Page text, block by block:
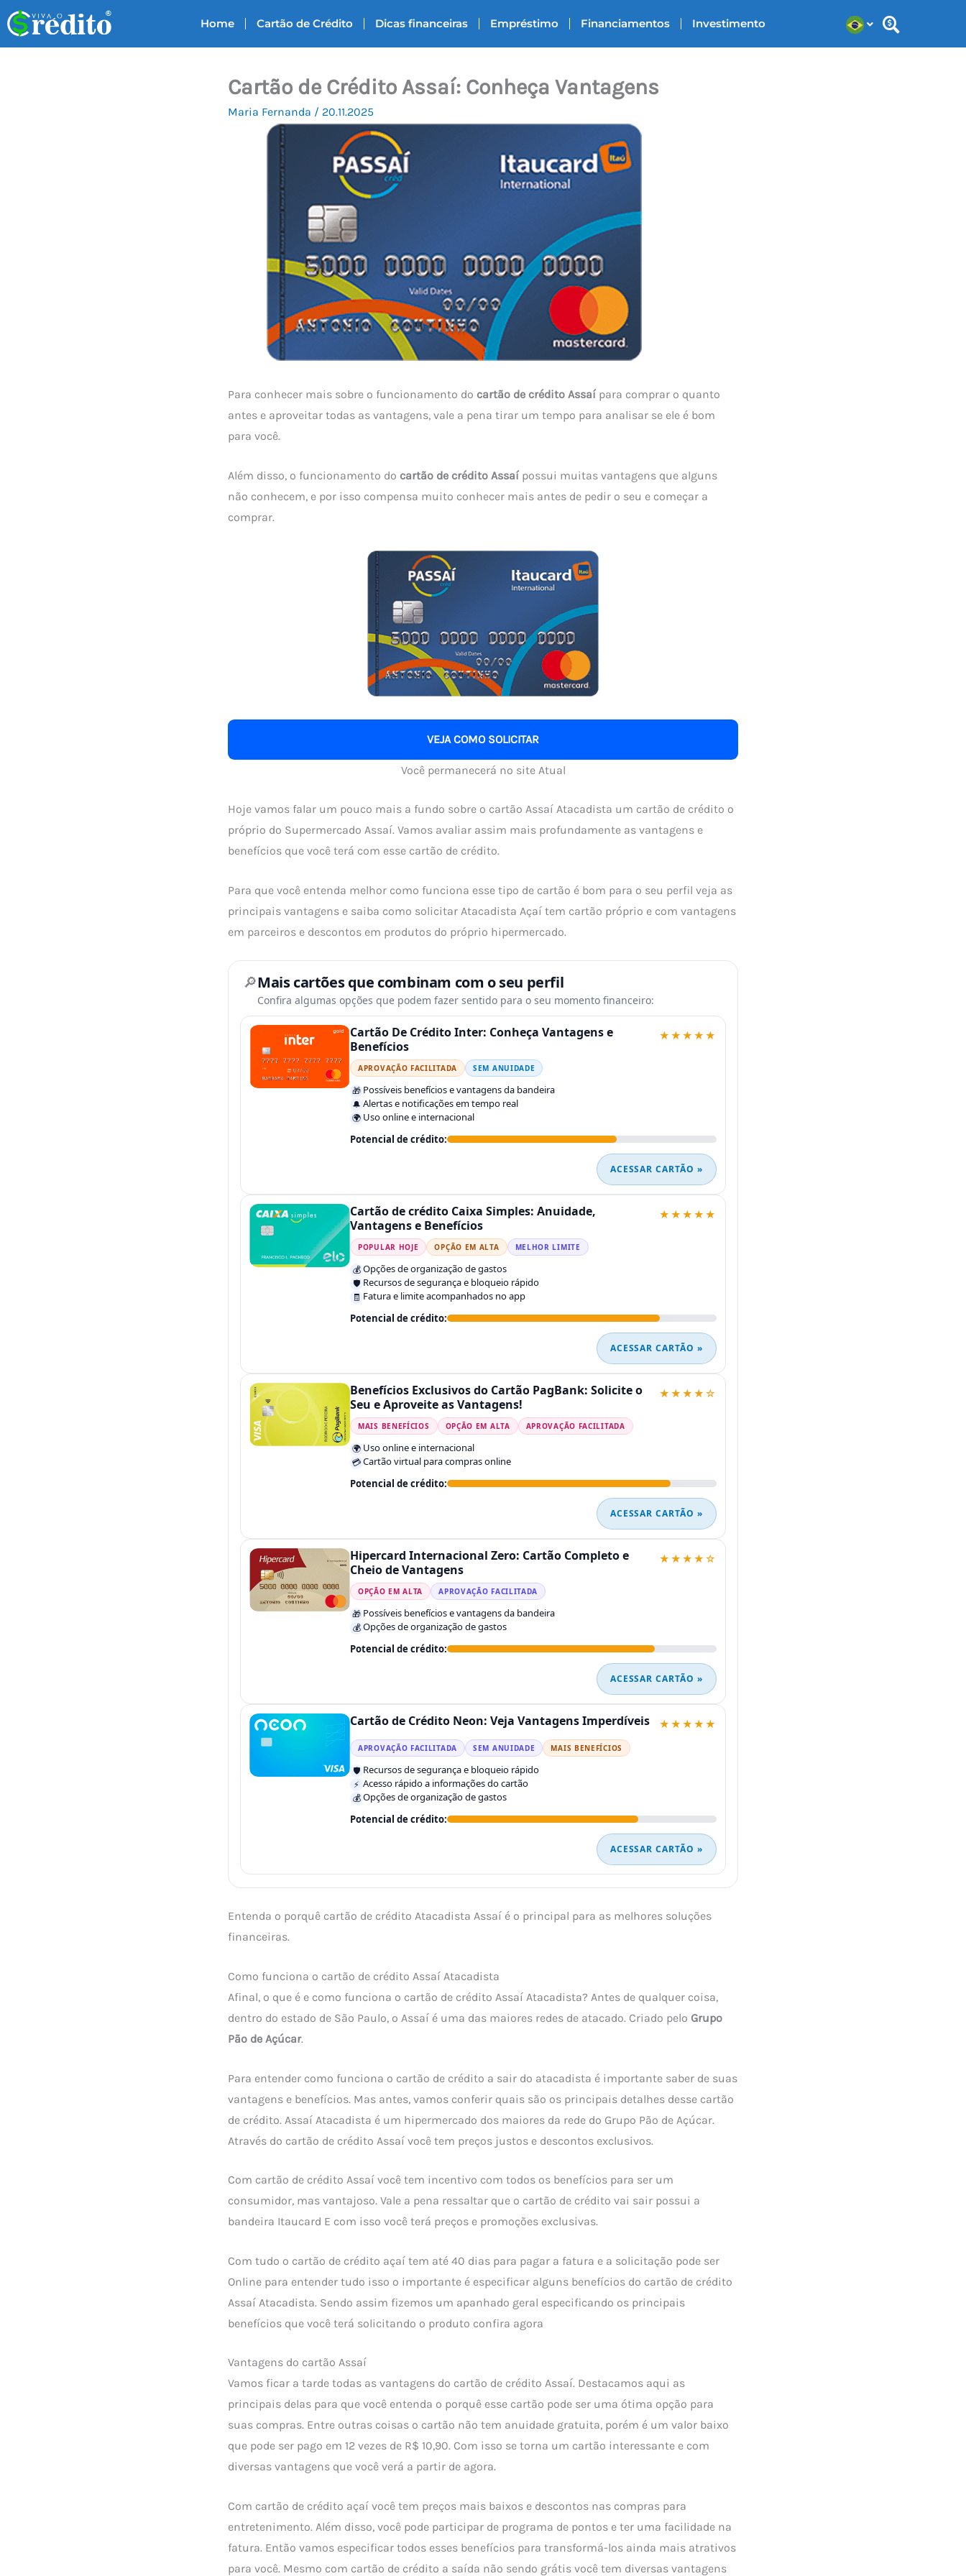
para
o
Home Cartão de Crédito Dicas financeiras Empréstimo Financiamentos Investimento
Cartão de Crédito Assaí: Conheça Vantagens
Maria Fernanda / 20.11.2025
Para conhecer mais sobre o funcionamento do cartão de crédito Assaípara comprar o quanto
antes e aproveitar todas as vantagens, vale a pena tirar um tempo para analisar se ele é bom
para você.
Além disso, o funcionamento do cartão de crédito Assaípossui muitas vantagens que alguns
não conhecem, e por isso compensa muito conhecer mais antes de pedir o seu e começar a
comprar.
VEJA COMO SOLICITAR
Você permanecerá no site Atual
Hoje vamos falar um pouco mais a fundo sobre o cartão Assaí Atacadista um cartão de crédito o
próprio do Supermercado Assaí. Vamos avaliar assim mais profundamente as vantagens e
benefícios que você terá com esse cartão de crédito.
Para que você entenda melhor como funciona esse tipo de cartão é bom para o seu perfil veja as
principais vantagens e saiba como solicitar Atacadista Açaí tem cartão próprio e com vantagens
em parceiros e descontos em produtos do próprio hipermercado.
🔎Mais cartões que combinam com o seu perfil
Confira algumas opções que podem fazer sentido para o seu momento financeiro:
Cartão De Crédito Inter: Conheça Vantagens e
Benefícios
★★★★★
APROVAÇÃO FACILITADA SEM ANUIDADE
🎁 Possíveis benefícios e vantagens da bandeira
🔔 Alertas e notificações em tempo real
🌍 Uso online e internacional
Potencial de crédito:
ACESSAR CARTÃO »
Cartão de crédito Caixa Simples: Anuidade,
Vantagens e Benefícios
★★★★★
POPULAR HOJE OPÇÃO EM ALTA MELHOR LIMITE
💰 Opções de organização de gastos
🛡️ Recursos de segurança e bloqueio rápido
🧾 Fatura e limite acompanhados no app
Potencial de crédito:
ACESSAR CARTÃO »
Benefícios Exclusivos do Cartão PagBank: Solicite o
Seu e Aproveite as Vantagens!
★★★★☆
MAIS BENEFÍCIOS OPÇÃO EM ALTA APROVAÇÃO FACILITADA
🌍 Uso online e internacional
💳Cartão virtual para compras online
Potencial de crédito:
ACESSAR CARTÃO »
Hipercard Internacional Zero: Cartão Completo e
Cheio de Vantagens
★★★★☆
OPÇÃO EM ALTA APROVAÇÃO FACILITADA
🎁 Possíveis benefícios e vantagens da bandeira
💰 Opções de organização de gastos
Potencial de crédito:
ACESSAR CARTÃO »
Cartão de Crédito Neon: Veja Vantagens Imperdíveis ★★★★★
APROVAÇÃO FACILITADA SEM ANUIDADE MAIS BENEFÍCIOS
🛡️ Recursos de segurança e bloqueio rápido
⚡ Acesso rápido a informações do cartão
💰 Opções de organização de gastos
Potencial de crédito:
ACESSAR CARTÃO »
Entenda o porquê cartão de crédito Atacadista Assaí é o principal para as melhores soluções
financeiras.
Como funciona o cartão de crédito Assaí Atacadista
Afinal, o que é e como funciona o cartão de crédito Assaí Atacadista? Antes de qualquer coisa,
dentro do estado de São Paulo, o Assaí é uma das maiores redes de atacado. Criado pelo Grupo
Pão de Açúcar.
Para entender como funciona o cartão de crédito a sair do atacadista é importante saber de suas
vantagens e benefícios. Mas antes, vamos conferir quais são os principais detalhes desse cartão
de crédito. Assaí Atacadista é um hipermercado dos maiores da rede do Grupo Pão de Açúcar.
Através do cartão de crédito Assaí você tem preços justos e descontos exclusivos.
Com cartão de crédito Assaí você tem incentivo com todos os benefícios para ser um
consumidor, mas vantajoso. Vale a pena ressaltar que o cartão de crédito vai sair possui a
bandeira Itaucard E com isso você terá preços e promoções exclusivas.
Com tudo o cartão de crédito açaí tem até 40 dias para pagar a fatura e a solicitação pode ser
Online para entender tudo isso o importante é especificar alguns benefícios do cartão de crédito
Assaí Atacadista. Sendo assim fizemos um apanhado geral especificando os principais
benefícios que você terá solicitando o produto confira agora
Vantagens do cartão Assaí
Vamos ficar a tarde todas as vantagens do cartão de crédito Assaí. Destacamos aqui as
principais delas para que você entenda o porquê esse cartão pode ser uma ótima opção para
suas compras. Entre outras coisas o cartão não tem anuidade gratuita, porém é um valor baixo
que pode ser pago em 12 vezes de R$ 10,90. Com isso se torna um cartão interessante e com
diversas vantagens que você verá a partir de agora.
Com cartão de crédito açaí você tem preços mais baixos e descontos nas compras para
entretenimento. Além disso, você pode participar de programa de pontos e ter uma facilidade na
fatura. Então vamos especificar todos esses benefícios para transformá-los ainda mais atrativos
para você. Mesmo com cartão de crédito a saída não sendo grátis você tem diversas vantagens